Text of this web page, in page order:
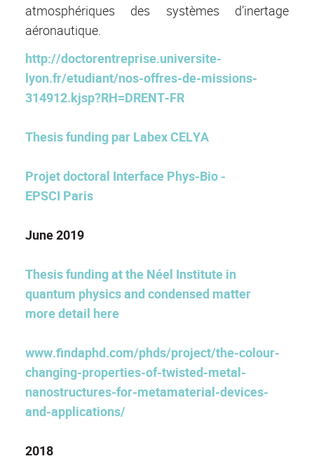
atmosphériques des systèmes d’inertage
aéronautique.
http://doctorentreprise.universite-
lyon.fr/etudiant/nos-offres-de-missions-
314912.kjsp?RH=DRENT-FR
Thesis funding par Labex CELYA
Projet doctoral Interface Phys-Bio -
EPSCI Paris
June 2019
Thesis funding at the Néel Institute in
quantum physics and condensed matter
more detail here
www.findaphd.com/phds/project/the-colour-
changing-properties-of-twisted-metal-
nanostructures-for-metamaterial-devices-
and-applications/
2018